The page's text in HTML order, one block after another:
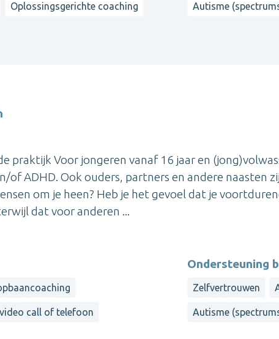
Oplossingsgerichte coaching Autisme
praktijk Voor jongeren vanaf 16 jaar en
of ADHD. Ook ouders, partners en andere naasten
om je heen? Heb je het gevoel dat je
dat voor anderen ...
call of telefoon
Ondersteuning
Zelfvertrouwen
Autisme